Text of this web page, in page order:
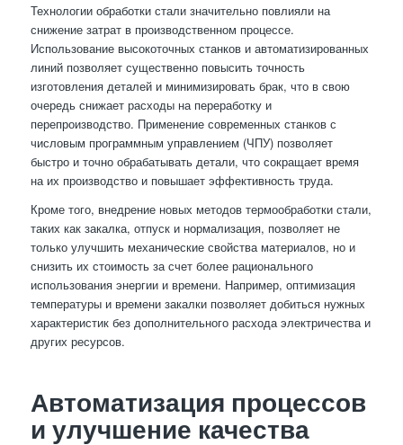
Технологии обработки стали значительно повлияли на
снижение затрат в производственном процессе.
Использование высокоточных станков и автоматизированных
линий позволяет существенно повысить точность
изготовления деталей и минимизировать брак, что в свою
очередь снижает расходы на переработку и
перепроизводство. Применение современных станков с
числовым программным управлением (ЧПУ) позволяет
быстро и точно обрабатывать детали, что сокращает время
на их производство и повышает эффективность труда.
Кроме того, внедрение новых методов термообработки стали,
таких как закалка, отпуск и нормализация, позволяет не
только улучшить механические свойства материалов, но и
снизить их стоимость за счет более рационального
использования энергии и времени. Например, оптимизация
температуры и времени закалки позволяет добиться нужных
характеристик без дополнительного расхода электричества и
других ресурсов.
Автоматизация процессов
и улучшение качества